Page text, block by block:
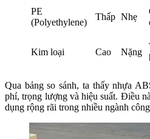
PE
(Polyethylene)
Thấp Nhẹ
Kim loại Cao Nặng
Qua bảng so sánh, ta thấy nhựa
phí, trọng lượng và hiệu suất. Điều
dụng rộng rãi trong nhiều ngành